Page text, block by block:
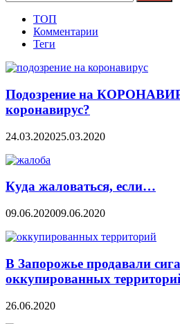
ТОП
Комментарии
Теги
Подозрение на
коронавирус?
24.03.202025.03.2020
Куда жаловаться, если…
09.06.202009.06.2020
В Запорожье продавали
оккупированных
26.06.2020